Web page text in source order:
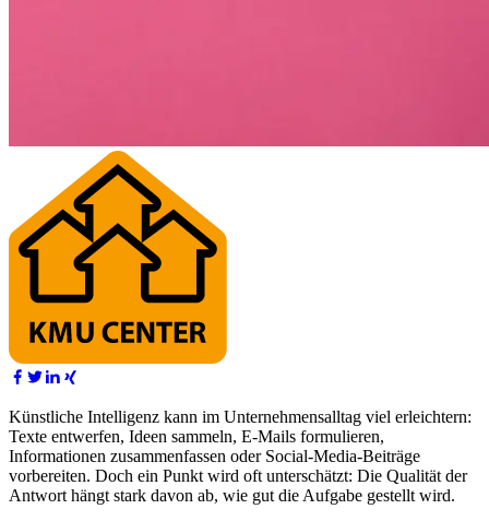
Künstliche Intelligenz kann im Unternehmensalltag viel erleichtern:
Texte entwerfen, Ideen sammeln, E-Mails formulieren,
Informationen zusammenfassen oder Social-Media-Beiträge
vorbereiten. Doch ein Punkt wird oft unterschätzt: Die Qualität der
Antwort hängt stark davon ab, wie gut die Aufgabe gestellt wird.